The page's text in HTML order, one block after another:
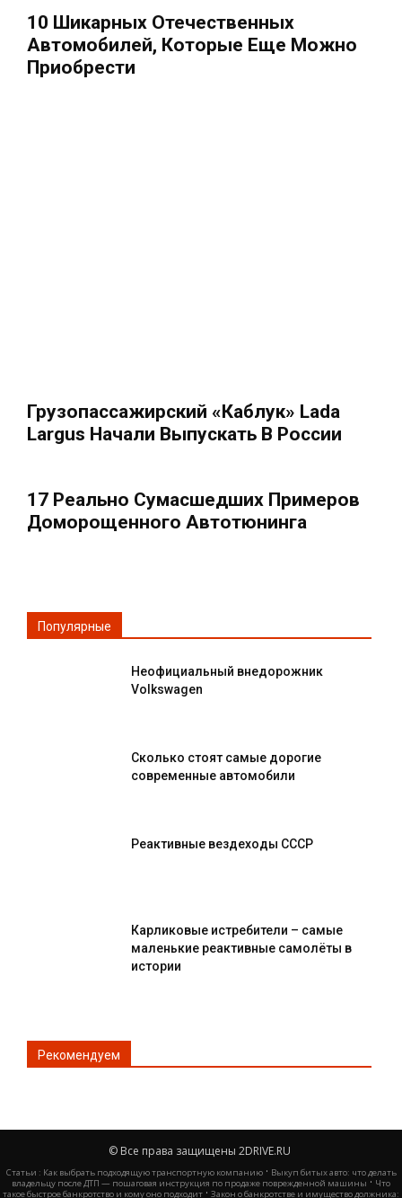
10 Шикарных Отечественных
Автомобилей, Которые Еще Можно
Приобрести
Грузопассажирский «каблук» Lada
Largus Начали Выпускать В России
17 Реально Сумасшедших Примеров
Доморощенного Автотюнинга
Популярные
Неофициальный внедорожник
Volkswagen
Сколько стоят самые дорогие
современные автомобили
Реактивные вездеходы СССР
Карликовые истребители – самые
маленькие реактивные самолёты в
истории
Рекомендуем
© Все права защищены 2DRIVE.RU
Статьи : Как выбрать подходящую транспортную компанию· Выкуп битых авто: что делать
владельцу после ДТП — пошаговая инструкция по продаже поврежденной машины· Что
такое быстрое банкротство и кому оно подходит · Закон о банкротстве и имущество должника: